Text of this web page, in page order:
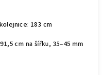
183 cm
cm na šířku, 35–45 mm